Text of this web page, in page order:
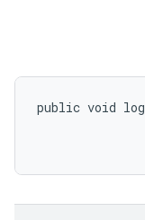
public void